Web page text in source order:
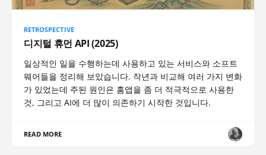
RETROSPECTIVE
디지털 휴먼 API (2025)
일상적인 일을 수행하는데 사용하고 있는 서비스와 소프트
웨어들을 정리해 보았습니다. 작년과 비교해 여러 가지 변화
가 있었는데 주된 원인은 홈앱을 좀 더 적극적으로 사용한
것, 그리고 AI에 더 많이 의존하기 시작한 것입니다.
READ MORE